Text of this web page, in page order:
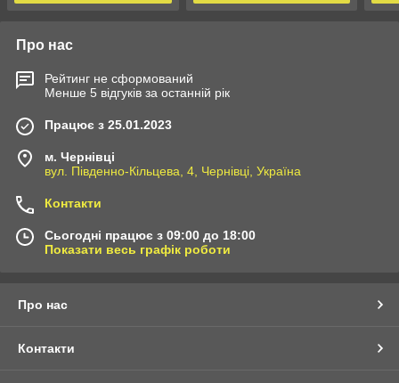
Про нас
Рейтинг не сформований
Менше 5 відгуків за останній рік
Працює з 25.01.2023
м. Чернівці
вул. Південно-Кільцева, 4, Чернівці, Україна
Контакти
Сьогодні працює з 09:00 до 18:00
Показати весь графік роботи
Про нас
Контакти